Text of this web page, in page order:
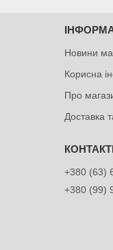
Новини
Корисна
Про
Доставка
+380 (63)
+380 (99)